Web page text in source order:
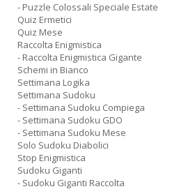
- Puzzle Colossali Speciale Estate
Quiz Ermetici
Quiz Mese
Raccolta Enigmistica
- Raccolta Enigmistica Gigante
Schemi in Bianco
Settimana Logika
Settimana Sudoku
- Settimana Sudoku Compiega
- Settimana Sudoku GDO
- Settimana Sudoku Mese
Solo Sudoku Diabolici
Stop Enigmistica
Sudoku Giganti
- Sudoku Giganti Raccolta